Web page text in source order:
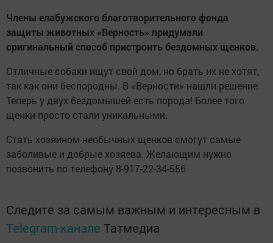
Члены елабужского благотворительного фонда
защиты животных «Верность» придумали
оригинальный способ пристроить бездомных щенков.
Отличные собаки ищут свой дом, но брать их не хотят,
так как они беспородны. В «Верности» нашли решение.
Теперь у двух бездомышей есть порода! Более того
щенки просто стали уникальными.
Стать хозяином необычных щенков смогут самые
заболивые и добрые хозяева. Желающим нужно
позвонить по телефону 8-917-22-34-556
Следите за самым важным и интересным в
Telegram-канале Татмедиа